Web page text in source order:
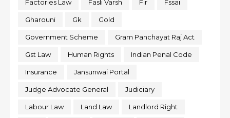
Factories Law Fasli Varsh Fir Fssai
Gharouni Gk Gold
Government Scheme Gram Panchayat Raj Act
Gst Law Human Rights Indian Penal Code
Insurance Jansunwai Portal
Judge Advocate General Judiciary
Labour Law Land Law Landlord Right